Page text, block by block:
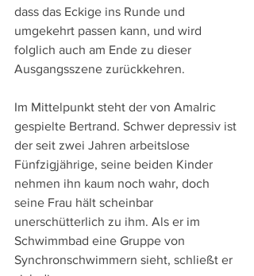
dass das Eckige ins Runde und
umgekehrt passen kann, und wird
folglich auch am Ende zu dieser
Ausgangsszene zurückkehren.
Im Mittelpunkt steht der von Amalric
gespielte Bertrand. Schwer depressiv ist
der seit zwei Jahren arbeitslose
Fünfzigjährige, seine beiden Kinder
nehmen ihn kaum noch wahr, doch
seine Frau hält scheinbar
unerschütterlich zu ihm. Als er im
Schwimmbad eine Gruppe von
Synchronschwimmern sieht, schließt er